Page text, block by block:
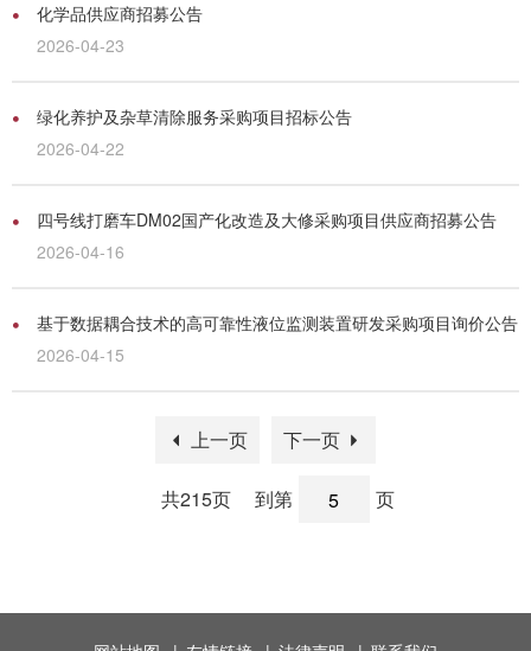
化学品供应商招募公告
2026-04-23
绿化养护及杂草清除服务采购项目招标公告
2026-04-22
四号线打磨车DM02国产化改造及大修采购项目供应商招募公告
2026-04-16
基于数据耦合技术的高可靠性液位监测装置研发采购项目询价公告
2026-04-15
上一页 下一页
共215页 到第 页